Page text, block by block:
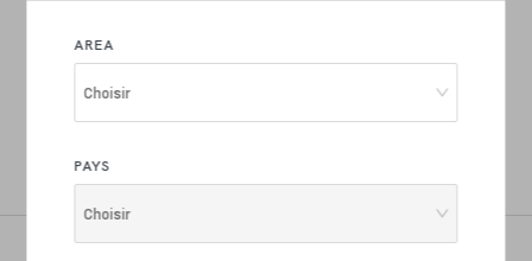
AREA
Choisir
PAYS
Choisir
KNOG MID COBBER FEU
ARRIERE